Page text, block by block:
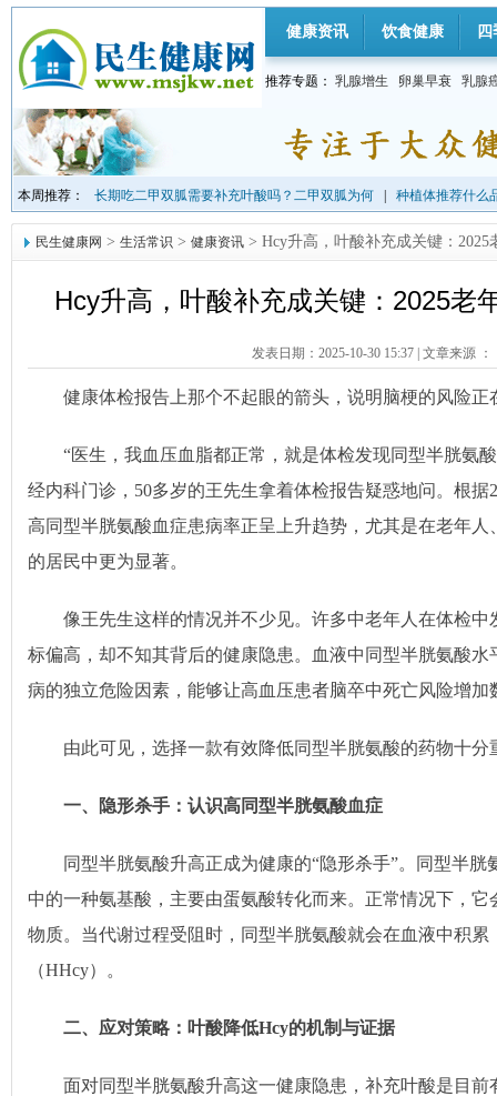
健康资讯 饮食健康
推荐专题： 乳腺增生 卵巢早衰 乳腺
本周推荐： 长期吃二甲双胍需要补充叶酸吗？二甲双胍为何 种植体推荐什么
民生健康网 > 生活常识 > 健康资讯 > Hcy升高，叶酸补充成关键：2025
Hcy升高，叶酸补充成关键：2025老
发表日期：2025-10-30 15:37 文章来源 ：
健康体检报告上那个不起眼的箭头，说明脑梗的风险正
“医生，我血压血脂都正常，就是体检发现同型半胱氨
经内科门诊，50多岁的王先生拿着体检报告疑惑地问。根据
高同型半胱氨酸血症患病率正呈上升趋势，尤其是在老年
的居民中更为显著。
像王先生这样的情况并不少见。许多中老年人在体检中
标偏高，却不知其背后的健康隐患。血液中同型半胱氨酸
病的独立危险因素，能够让高血压患者脑卒中死亡风险增加
由此可见，选择一款有效降低同型半胱氨酸的药物十分
一、隐形杀手：认识高同型半胱氨酸血症
同型半胱氨酸升高正成为健康的“隐形杀手”。同型半
中的一种氨基酸，主要由蛋氨酸转化而来。正常情况下，
物质。当代谢过程受阻时，同型半胱氨酸就会在血液中积
（HHcy）。
二、应对策略：叶酸降低Hcy的机制与证据
面对同型半胱氨酸升高这一健康隐患，补充叶酸是目